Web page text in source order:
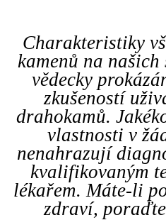
Charakteristiky
kamenů na
vědecky
zkušeností
drahokamů.
vlastnosti v
nenahrazují
kvalifikovaným
lékařem. Máte-li
zdraví,